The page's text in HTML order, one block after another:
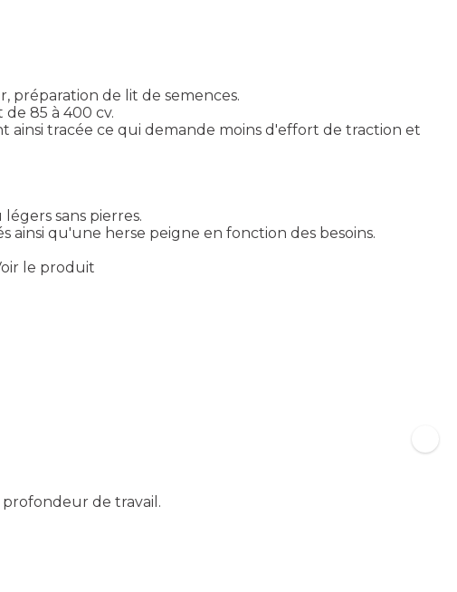
préparation de lit de semences.
85 à 400 cv.
ainsi tracée ce qui demande moins d'effort de traction et
sans pierres.
ainsi qu'une herse peigne en fonction des besoins.
le produit
de travail.